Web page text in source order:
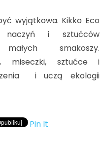
wyjątkowa. Kikko Eco
i sztućców
smakoszy.
miseczki, sztućce i
i uczą ekologii
Pin It